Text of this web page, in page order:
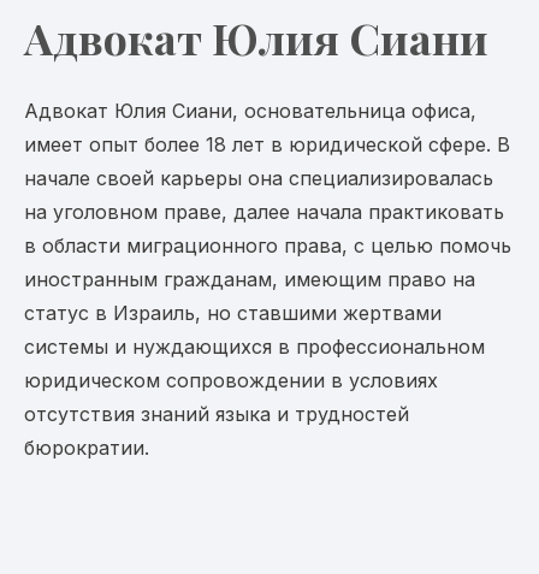
Адвокат Юлия Сиани
Адвокат Юлия Сиани, основательница офиса,
имеет опыт более 18 лет в юридической сфере. В
начале своей карьеры она специализировалась
на уголовном праве, далее начала практиковать
в области миграционного права, с целью помочь
иностранным гражданам, имеющим право на
статус в Израиль, но ставшими жертвами
системы и нуждающихся в профессиональном
юридическом сопровождении в условиях
отсутствия знаний языка и трудностей
бюрократии.